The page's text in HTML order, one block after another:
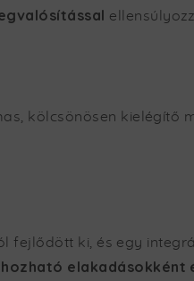
kölcsönösen kielégítő
fejlődött ki, és egy
elakadásokként